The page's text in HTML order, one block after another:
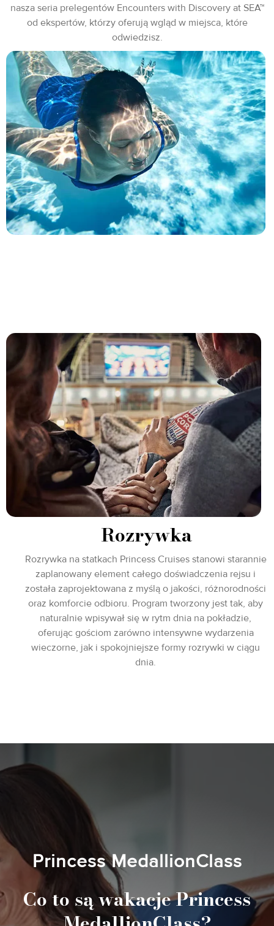
nasza seria prelegentów Encounters with Discovery at SEA™
od ekspertów, którzy oferują wgląd w miejsca, które
odwiedzisz.
Rozrywka
Rozrywka na statkach Princess Cruises stanowi starannie
zaplanowany element całego doświadczenia rejsu i
została zaprojektowana z myślą o jakości, różnorodności
oraz komforcie odbioru. Program tworzony jest tak, aby
naturalnie wpisywał się w rytm dnia na pokładzie,
oferując gościom zarówno intensywne wydarzenia
wieczorne, jak i spokojniejsze formy rozrywki w ciągu
dnia.
Princess MedallionClass
Co to są wakacje Princess